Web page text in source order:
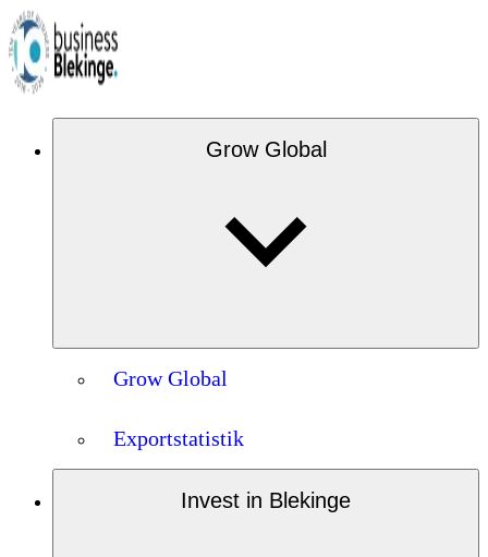
Grow Global
Grow Global
Exportstatistik
Invest in Blekinge